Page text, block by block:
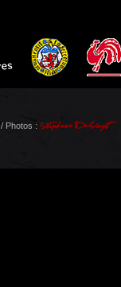
/ Photos :